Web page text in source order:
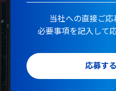
当社への直接ご
必要事項を記入して
応募する